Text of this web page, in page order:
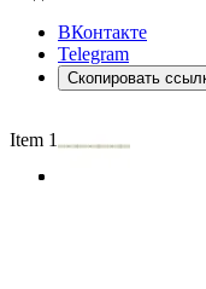
ВКонтакте
Telegram
Скопировать
Item 1 of 3